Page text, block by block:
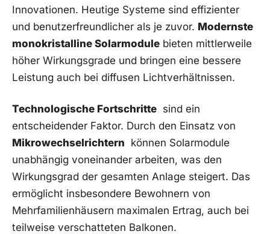
Innovationen. Heutige Systeme sind effizienter
und benutzerfreundlicher als je zuvor. Modernste
monokristalline⁣ Solarmodule bieten⁤ mittlerweile
höher Wirkungsgrade und bringen ⁤eine bessere
Leistung auch bei ⁣diffusen Lichtverhältnissen.
Technologische Fortschritte ⁢ sind ein
entscheidender⁤ Faktor. Durch den Einsatz von
Mikrowechselrichtern ‌ können Solarmodule
unabhängig ⁢voneinander ⁤arbeiten, was den⁢
Wirkungsgrad der gesamten Anlage steigert.⁤ Das
ermöglicht insbesondere Bewohnern ⁣von
Mehrfamilienhäusern maximalen Ertrag, auch bei
teilweise verschatteten Balkonen.